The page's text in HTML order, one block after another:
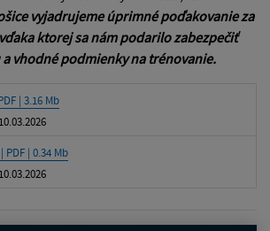
vyjadrujeme úprimné poďakovanie za
ktorej sa nám podarilo zabezpečiť
vhodné podmienky na trénovanie.
| 3.16 Mb
10.03.2026
| PDF | 0.34 Mb
10.03.2026